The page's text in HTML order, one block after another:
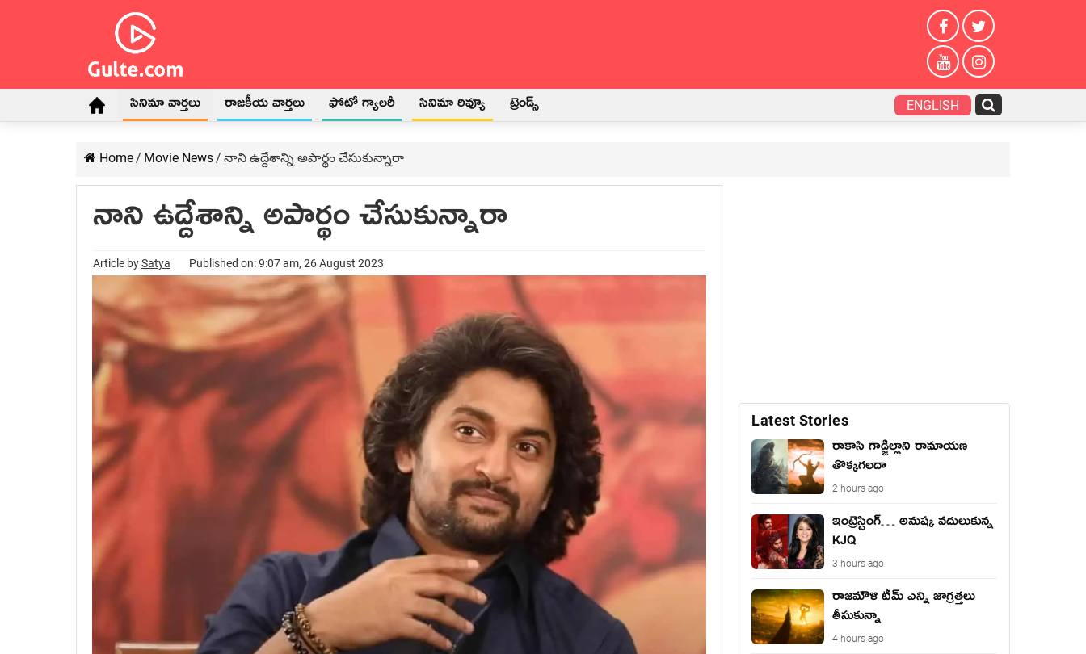
సినిమా వార్తలు రాజకీయ వార్తలు ఫోటో గ్యాలరీ సినిమా రివ్యూ ట్రెండ్స్ ENGLISH
Home/ Movie News/ నాని ఉద్దేశాన్ని అపార్థం చేసుకున్నారా
నాని ఉద్దేశాన్ని అపార్థం చేసుకున్నారా
Article bySatya Published on: 9:07 am, 26 August 2023
Latest Stories
రాకాసి గాడ్జిల్లాని రామాయణ
తొక్కగలదా
2 hours ago
ఇంట్రెస్టింగ్… అనుష్క వదులుకున్న
KJQ
3 hours ago
రాజమౌళి టీమ్ ఎన్ని జాగ్రత్తలు
తీసుకున్నా
4 hours ago